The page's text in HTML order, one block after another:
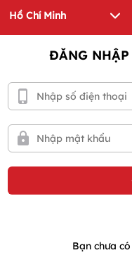
ĐĂNG
Bạn chưa